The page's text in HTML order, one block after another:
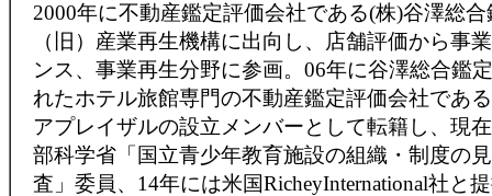
2000年に不動産鑑定評価会社である(株)谷澤総
（旧）産業再生機構に出向し、店舗評価から事
ンス、事業再生分野に参画。06年に谷澤総合鑑
れたホテル旅館専門の不動産鑑定評価会社であ
アプレイザルの設立メンバーとして転籍し、現
部科学省「国立青少年教育施設の組織・制度の
査」委員、14年には米国RicheyInternational社と